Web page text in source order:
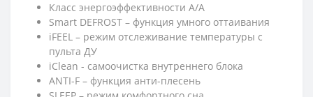
Класс энергоэффективности A/A
Smart DEFROST – функция умного оттаивания
iFEEL – режим отслеживание температуры с
пульта ДУ
iClean - cамоочистка внутреннего блока
ANTI-F – функция анти-плесень